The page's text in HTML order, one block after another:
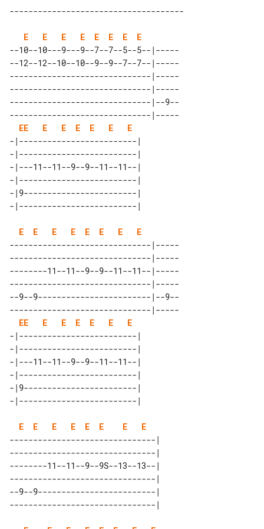
E E E E E E E
E
--10--10---9---9--7--7--5--5--|-----
--12--12--10--10--9--9--7--7--|-----
------------------------------|-----
------------------------------|-----
------------------------------|--9--
------------------------------|-----
EE E E E E E
E
-|-------------------------|
-|-------------------------|
-|---11--11--9--9--11--11--|
-|-------------------------|
-|9------------------------|
E E E E E E E
E
------------------------------|-----
------------------------------|-----
--------11--11--9--9--11--11--|-----
------------------------------|-----
--9--9------------------------|--9--
------------------------------|-----
EE E E E E E
E
-|-------------------------|
-|-------------------------|
-|---11--11--9--9--11--11--|
-|-------------------------|
-|9------------------------|
E E E E E E E
E
-------------------------------|
-------------------------------|
--------11--11--9--9S--13--13--|
-------------------------------|
--9--9-------------------------|